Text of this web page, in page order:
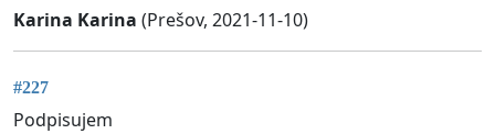
Karina Karina (Prešov, 2021-11-10)
#227
Podpisujem